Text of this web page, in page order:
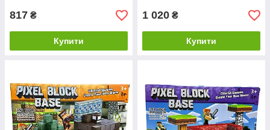
817 ₴
Купити
1 020 ₴
Купити